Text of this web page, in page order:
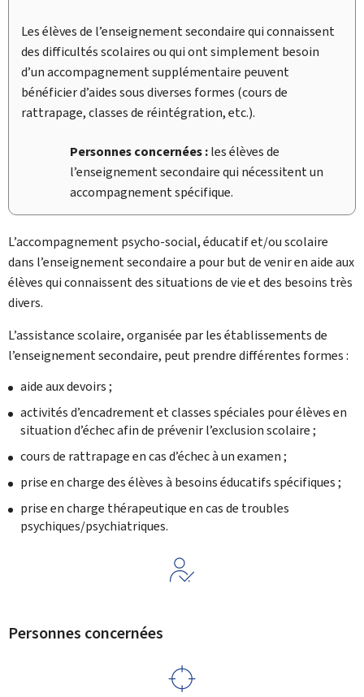
Les élèves de l’enseignement secondaire qui connaissent
des difficultés scolaires ou qui ont simplement besoin
d’un accompagnement supplémentaire peuvent
bénéficier d’aides sous diverses formes (cours de
rattrapage, classes de réintégration, etc.).
Personnes concernées :les élèves de
l’enseignement secondaire qui nécessitent un
accompagnement spécifique.
L’accompagnement psycho-social, éducatif et/ou scolaire
dans l’enseignement secondaire a pour but de venir en aide aux
élèves qui connaissent des situations de vie et des besoins très
divers.
L’assistance scolaire, organisée par les établissements de
l’enseignement secondaire, peut prendre différentes formes :
aide aux devoirs ;
activités d’encadrement et classes spéciales pour élèves en
situation d’échec afin de prévenir l’exclusion scolaire ;
cours de rattrapage en cas d’échec à un examen ;
prise en charge des élèves à besoins éducatifs spécifiques ;
prise en charge thérapeutique en cas de troubles
psychiques/psychiatriques.
Personnes concernées